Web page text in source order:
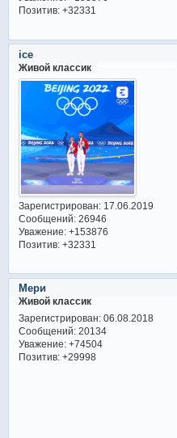
Позитив: +32331
ice
Живой классик
Зарегистрирован: 17.06.2019
Сообщений:26946
Уважение: +153876
Позитив: +32331
Мери
Живой классик
Зарегистрирован: 06.08.2018
Сообщений:20134
Уважение: +74504
Позитив: +29998